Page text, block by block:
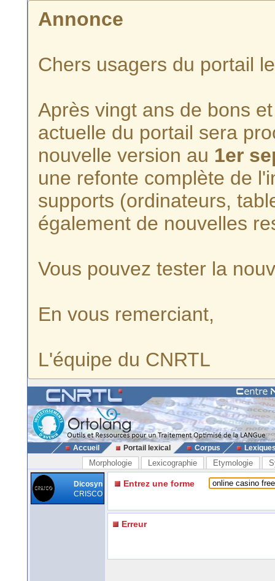
Annonce
Chers usagers du portail
Après vingt ans de bons
actuelle du portail sera
nouvelle version au 1er
une refonte complète de
supports (ordinateurs,
également de nouvelles
Vous pouvez tester la
En vous remerciant,
L'équipe du CNRTL
Accueil Portail lexical Corpus
Morphologie Lexicographie Etymologie
Dicosyn
CRISCO
Entrez une forme
Erreur